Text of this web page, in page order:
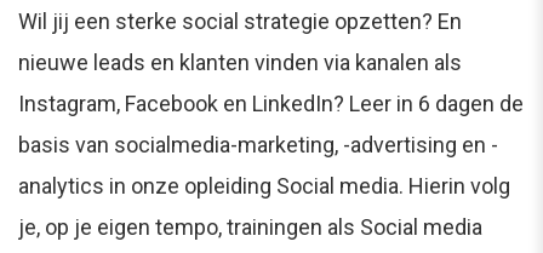
Wil jij een sterke social strategie opzetten? En
nieuwe leads en klanten vinden via kanalen als
Instagram, Facebook en LinkedIn? Leer in 6 dagen de
basis van socialmedia-marketing, -advertising en -
analytics in onze opleiding Social media. Hierin volg
je, op je eigen tempo, trainingen als Social media